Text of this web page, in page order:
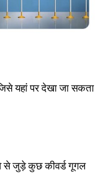
यहां पर देखा जा सकता
से जुड़े कुछ कीवर्ड गूगल